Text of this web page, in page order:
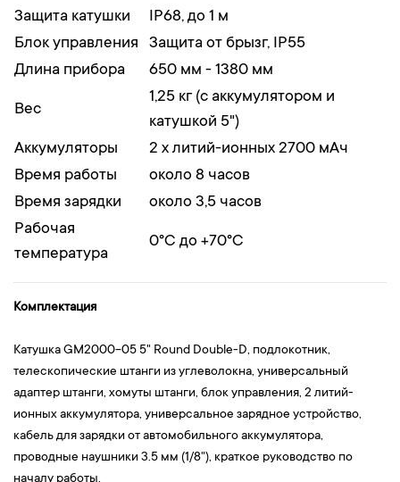
Защита катушки
IP68, до 1 м
Блок управления
Защита от брызг, IP55
Длина прибора
650 мм - 1380 мм
Вес
1,25 кг (с аккумулятором и
катушкой 5")
Аккумуляторы
2 x литий-ионных 2700 мАч
Время работы
около 8 часов
Время зарядки
около 3,5 часов
Рабочая
температура
0°C до +70°C
Комплектация
Катушка GM2000-05 5" Round Double-D, подлокотник,
телескопические штанги из углеволокна, универсальный
адаптер штанги, хомуты штанги, блок управления, 2 литий-
ионных аккумулятора, универсальное зарядное устройство,
кабель для зарядки от автомобильного аккумулятора,
проводные наушники 3.5 мм (1/8"), краткое руководство по